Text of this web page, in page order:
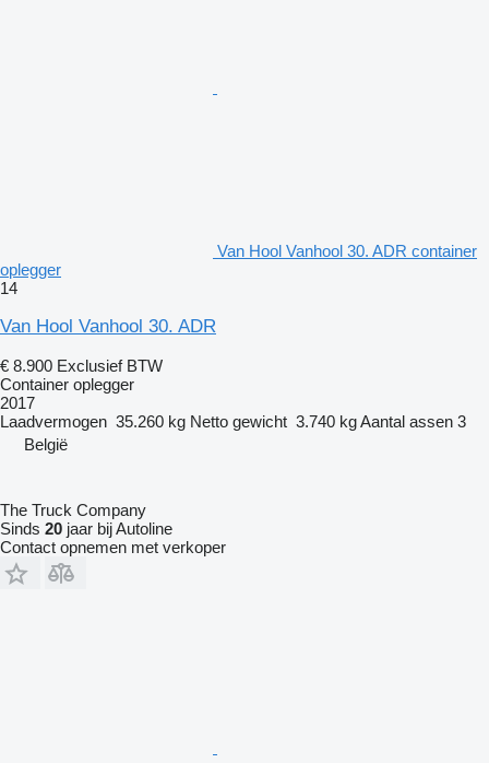
Van Hool Vanhool 30. ADR container
oplegger
14
Van Hool Vanhool 30. ADR
€ 8.900 Exclusief BTW
Container oplegger
2017
Laadvermogen 35.260 kg Netto gewicht 3.740 kgAantal assen 3
België
The Truck Company
Sinds 20 jaar bij Autoline
Contact opnemen met verkoper